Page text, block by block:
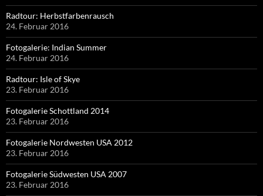
Radtour: Herbstfarbenrausch
24. Februar 2016
Fotogalerie: Indian Summer
24. Februar 2016
Radtour: Isle of Skye
23. Februar 2016
Fotogalerie Schottland 2014
23. Februar 2016
Fotogalerie Nordwesten USA 2012
23. Februar 2016
Fotogalerie Südwesten USA 2007
23. Februar 2016